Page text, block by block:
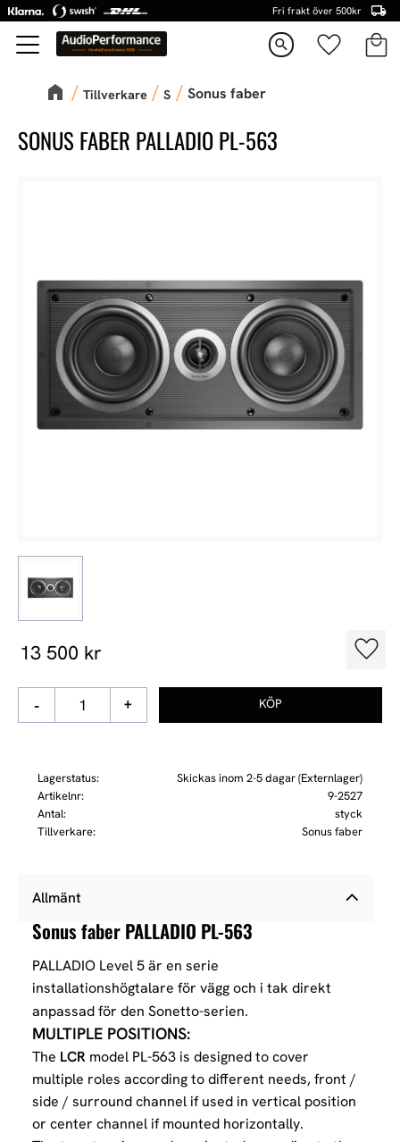
Meny
Fri frakt över 500kr
search Favoriter
Tillverkare S Sonus faber
SONUS FABER PALLADIO PL-563
13 500 kr
+
-
Lagerstatus
Skickas inom 2-5 dagar (Externlager)
Artikelnr
9-2527
Antal
styck
Tillverkare
Sonus faber
Allmänt
Sonus faber PALLADIO PL-563
PALLADIO Level 5 är en serie
installationshögtalare för vägg och i tak direkt
anpassad för den Sonetto-serien.
MULTIPLE POSITIONS:
The LCR model PL-563 is designed to cover
multiple roles according to different needs, front /
side / surround channel if used in vertical position
or center channel if mounted horizontally.